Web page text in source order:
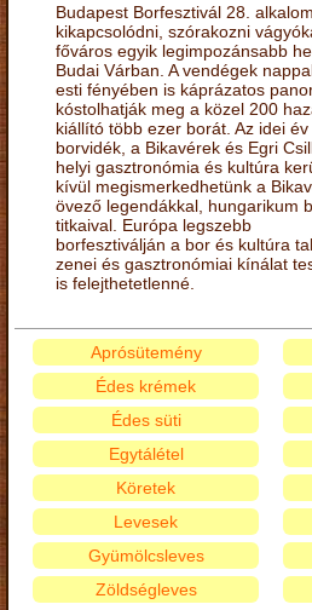
Budapest Borfesztivál 28.
kikapcsolódni, szórakozni
főváros egyik legimpozánsabb
Budai Várban. A vendégek
esti fényében is káprázatos
kóstolhatják meg a közel 200
kiállító több ezer borát. Az idei
borvidék, a Bikavérek és Egri
helyi gasztronómia és kultúra
kívül megismerkedhetünk a
övező legendákkal, hungarikum
titkaival. Európa legszebb
borfesztiválján a bor és kultúra
zenei és gasztronómiai kínálat
is felejthetetlenné.
Aprósütemény
Édes krémek
Édes süti
Egytálétel
Köretek
Levesek
Gyümölcsleves
Zöldségleves